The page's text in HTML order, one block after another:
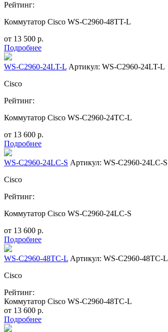
Рейтинг:
Коммутатор Cisco WS-C2960-48TT-L
от 13 500 р.
Подробнее
WS-C2960-24LT-L Артикул: WS-C2960-24LT-L
Cisco
Рейтинг:
Коммутатор Cisco WS-C2960-24TC-L
от 13 600 р.
Подробнее
WS-C2960-24LC-S Артикул: WS-C2960-24LC-S
Cisco
Рейтинг:
Коммутатор Cisco WS-C2960-24LC-S
от 13 600 р.
Подробнее
WS-C2960-48TC-L Артикул: WS-C2960-48TC-L
Cisco
Рейтинг:
Коммутатор Cisco WS-C2960-48TC-L
от 13 600 р.
Подробнее